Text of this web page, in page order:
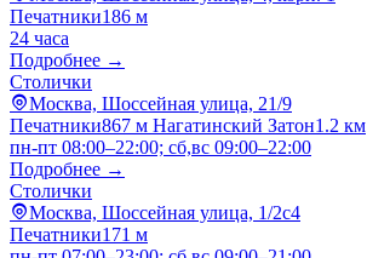
Печатники186 м
24 часа
Подробнее →
Столички
Москва, Шоссейная улица, 21/9
Печатники867 м Нагатинский Затон1.2 км
пн-пт 08:00–22:00; сб,вс 09:00–22:00
Подробнее →
Столички
Москва, Шоссейная улица, 1/2с4
Печатники171 м